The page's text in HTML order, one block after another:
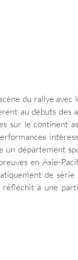
au débuts des
sur le continent
département
en Asie-
de
réfléchit à une